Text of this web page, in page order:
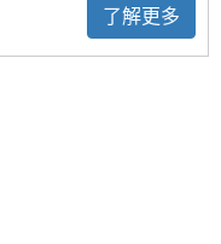
不得轉載使用※
了解更多